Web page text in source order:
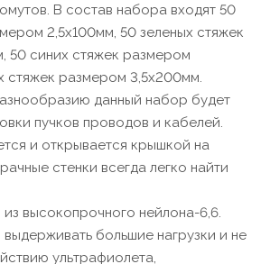
В состав набора входят 50
2,5х100мм, 50 зеленых стяжек
50 синих стяжек размером
стяжек размером 3,5х200мм.
данный набор будет
пучков проводов и кабелей.
и открывается крышкой на
стенки всегда легко найти
высокопрочного нейлона-6,6.
большие нагрузки и не
ультрафиолета,